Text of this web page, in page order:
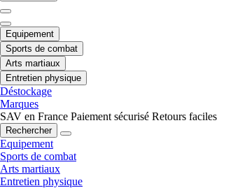
Equipement
Sports de combat
Arts martiaux
Entretien physique
Déstockage
Marques
SAV en France Paiement sécurisé Retours faciles
Rechercher
Equipement
Sports de combat
Arts martiaux
Entretien physique